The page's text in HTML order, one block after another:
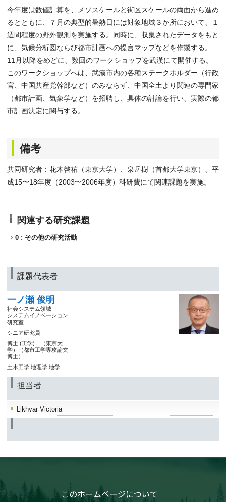
今年度は数値計算を、メソスケールと街区スケールの両面から進め
るとともに、７月の典型的暑熱日には対象地域３か所において、１
週間程度の野外観測を実施する。同時に、収集されたデータをもと
に、気候分析図ならび都市計画への提言マップなどを作製する。
11月以降をめどに、数回のワークショップを武漢にて開催する。
このワークショップへは、武漢市内の各種ステークホルダー（行政
官、中国共産党幹部など）のみならず、中国全土より関連の専門家
（都市計画、気象学など）を招聘し、具体の討論を行い、実際の都
市計画決定に関与する。
備考
共同研究者：花木啓祐（東京大学）、泉岳樹（首都大学東京）、平
成15〜18年度（2003〜2006年度）科研費にて関連課題を実施。
関連する研究課題
0 : その他の研究活動
課題代表者
一ノ瀬 俊明
社会システム領域
システムイノベーション
研究室
シニア研究員
博士 (工学) （東京大
学）（都市工学専攻論文
博士）
土木工学,地理学,地学
担当者
Likhvar Victoria
このホームページについて